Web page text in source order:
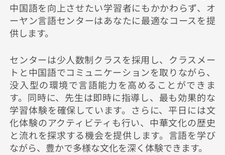
中国語を向上させたい学習者にもかかわらず、オ
ーヤン言語センターはあなたに最適なコースを提
供します。
センターは少人数制クラスを採用し、クラスメー
トと中国語でコミュニケーションを取りながら、
没入型の環境で言語能力を高めることができま
す。同時に、先生は即時に指導し、最も効果的な
学習体験を確保しています。さらに、平日には文
化体験のアクティビティも行い、中華文化の歴史
と流れを探求する機会を提供します。言語を学び
ながら、豊かで多様な文化を深く体験できます。